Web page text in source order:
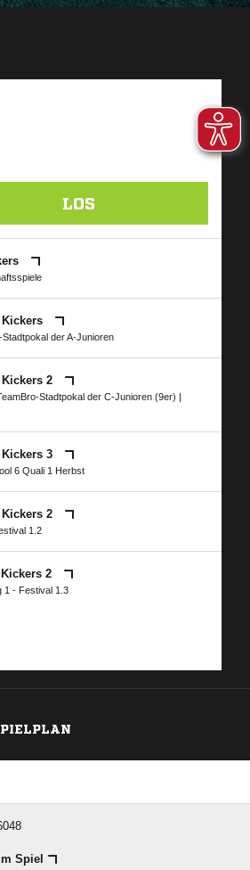
LOS
Stadtpokal der A-Junioren
2
Stadtpokal der C-Junioren (9er) |
3
6 Quali 1 Herbst
2
1.2
2
1 - Festival 1.3
Spiel